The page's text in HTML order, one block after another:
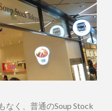
なく、普通のSoup Stock